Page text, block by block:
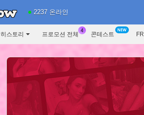
2237 온라인
히스토리 프로모션 전체 콘테스트